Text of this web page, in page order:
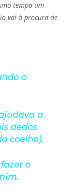
tempo um
vai à procura de
o
a
dedos
coelho).
o